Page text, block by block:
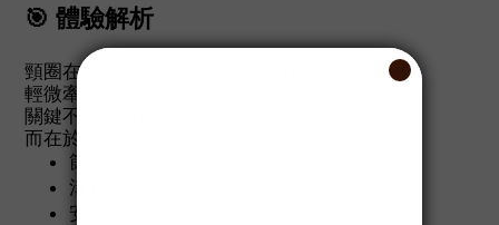
🎯 體驗解析
頸圈在親密關係中象徵信任與歸屬感。
輕微牽引會放大心理層面的支配與順從暗示。
關鍵不在於力道，
而在於：
節奏
溝通
安全意識